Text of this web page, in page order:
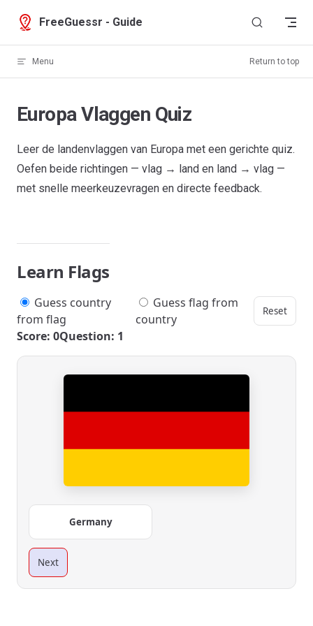
Skip to content
FreeGuessr - Guide
Menu Return to top
Europa Vlaggen Quiz
Leer de landenvlaggen van Europa met een gerichte quiz.
Oefen beide richtingen — vlag → land en land → vlag —
met snelle meerkeuzevragen en directe feedback.
Learn Flags
Guess country
from flag
Guess flag from
country
Reset
Score: 0Question: 1
Germany
Next